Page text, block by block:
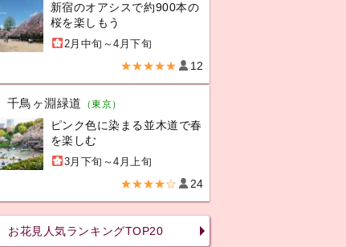
新宿のオアシスで約900本の
桜を楽しもう
2月中旬～4月下旬
★★★★★ 12
千鳥ヶ淵緑道 （東京）
ピンク色に染まる並木道で春
を楽しむ
3月下旬～4月上旬
★★★★☆ 24
お花見人気ランキングTOP20